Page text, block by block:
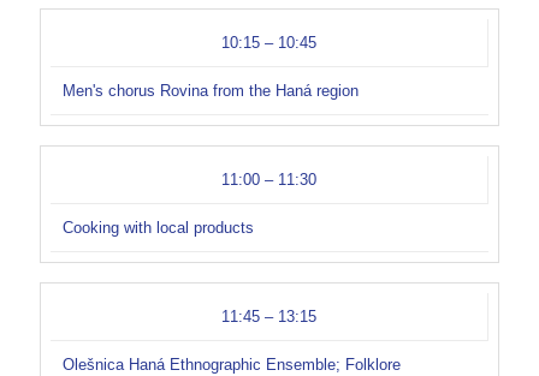
10:15 – 10:45
Men's chorus Rovina from the Haná region
11:00 – 11:30
Cooking with local products
11:45 – 13:15
Olešnica Haná Ethnographic Ensemble; Folklore